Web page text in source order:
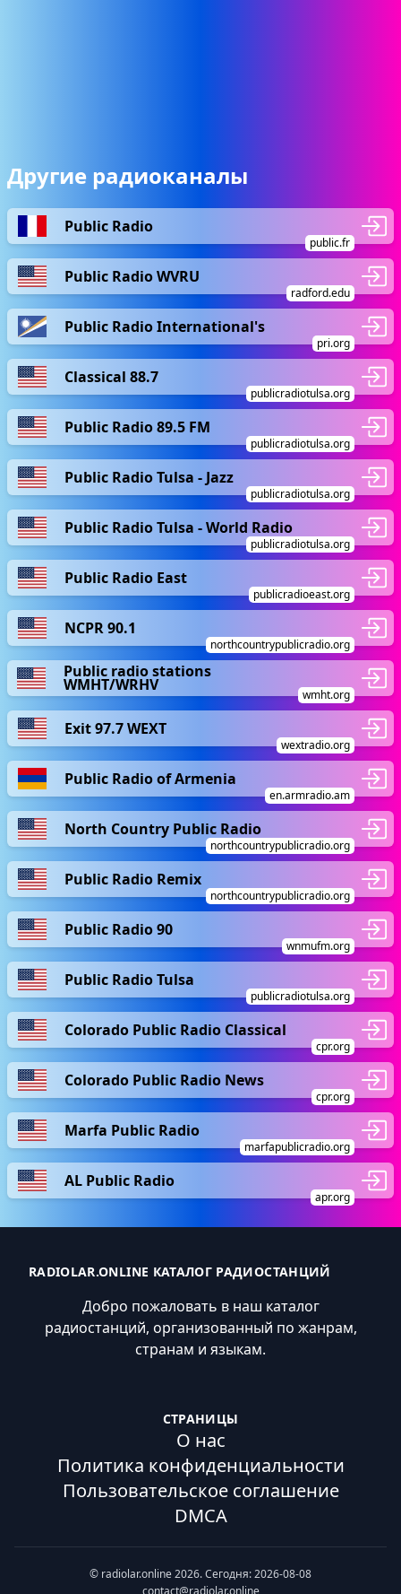
Другие радиоканалы
Public Radio
public.fr
Public Radio WVRU
radford.edu
Public Radio International's
pri.org
Classical 88.7
publicradiotulsa.org
Public Radio 89.5 FM
publicradiotulsa.org
Public Radio Tulsa - Jazz
publicradiotulsa.org
Public Radio Tulsa - World Radio
publicradiotulsa.org
Public Radio East
publicradioeast.org
NCPR 90.1
northcountrypublicradio.org
Public radio stations
WMHT/WRHV
wmht.org
Exit 97.7 WEXT
wextradio.org
Public Radio of Armenia
en.armradio.am
North Country Public Radio
northcountrypublicradio.org
Public Radio Remix
northcountrypublicradio.org
Public Radio 90
wnmufm.org
Public Radio Tulsa
publicradiotulsa.org
Colorado Public Radio Classical
cpr.org
Colorado Public Radio News
cpr.org
Marfa Public Radio
marfapublicradio.org
AL Public Radio
apr.org
RADIOLAR.ONLINE КАТАЛОГ РАДИОСТАНЦИЙ
Добро пожаловать в наш каталог
радиостанций, организованный по жанрам,
странам и языкам.
СТРАНИЦЫ
О нас
Политика конфиденциальности
Пользовательское соглашение
DMCA
© radiolar.online 2026. Сегодня: 2026-08-08
contact@radiolar.online